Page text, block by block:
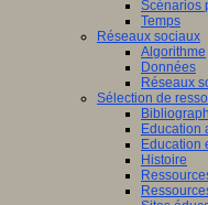
Scénarios
Temps
Réseaux sociaux
Algorithme
Données
Réseaux
Sélection de
Education
Education
Histoire